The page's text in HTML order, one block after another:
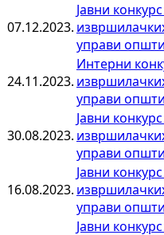
07.12.2023.
Јавни
управи
24.11.2023.
Интерни
управи
30.08.2023.
Јавни
управи
16.08.2023.
Јавни
управи
Јавни